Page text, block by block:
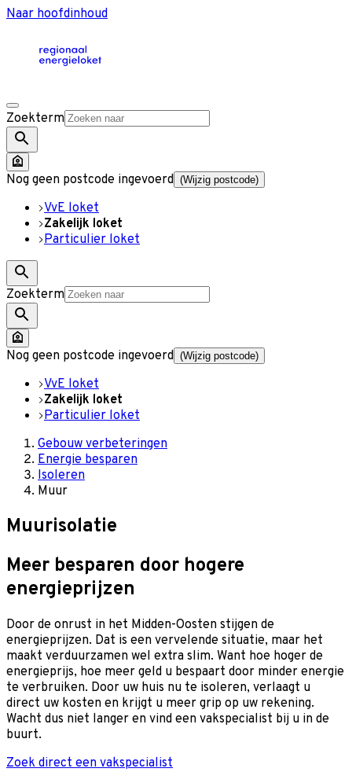
Naar hoofdinhoud
Zoekterm
Nog geen postcode ingevoerd (Wijzig postcode)
VvE loket
Zakelijk loket
Particulier loket
Zoekterm
Nog geen postcode ingevoerd (Wijzig postcode)
VvE loket
Zakelijk loket
Particulier loket
Gebouw verbeteringen
Energie besparen
Isoleren
Muur
Muurisolatie
Meer besparen door hogere
energieprijzen
Door de onrust in het Midden-Oosten stijgen de
energieprijzen. Dat is een vervelende situatie, maar het
maakt verduurzamen wel extra slim. Want hoe hoger de
energieprijs, hoe meer geld u bespaart door minder energie
te verbruiken. Door uw huis nu te isoleren, verlaagt u
direct uw kosten en krijgt u meer grip op uw rekening.
Wacht dus niet langer en vind een vakspecialist bij u in de
buurt.
Zoek direct een vakspecialist